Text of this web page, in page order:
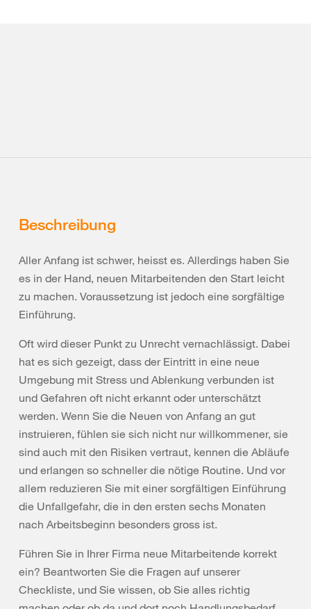
Beschreibung
Aller Anfang ist schwer, heisst es. Allerdings haben Sie
es in der Hand, neuen Mitarbeitenden den Start leicht
zu machen. Voraussetzung ist jedoch eine sorgfältige
Einführung.
Oft wird dieser Punkt zu Unrecht vernachlässigt. Dabei
hat es sich gezeigt, dass der Eintritt in eine neue
Umgebung mit Stress und Ablenkung verbunden ist
und Gefahren oft nicht erkannt oder unterschätzt
werden. Wenn Sie die Neuen von Anfang an gut
instruieren, fühlen sie sich nicht nur willkommener, sie
sind auch mit den Risiken vertraut, kennen die Abläufe
und erlangen so schneller die nötige Routine. Und vor
allem reduzieren Sie mit einer sorgfältigen Einführung
die Unfallgefahr, die in den ersten sechs Monaten
nach Arbeitsbeginn besonders gross ist.
Führen Sie in Ihrer Firma neue Mitarbeitende korrekt
ein? Beantworten Sie die Fragen auf unserer
Checkliste, und Sie wissen, ob Sie alles richtig